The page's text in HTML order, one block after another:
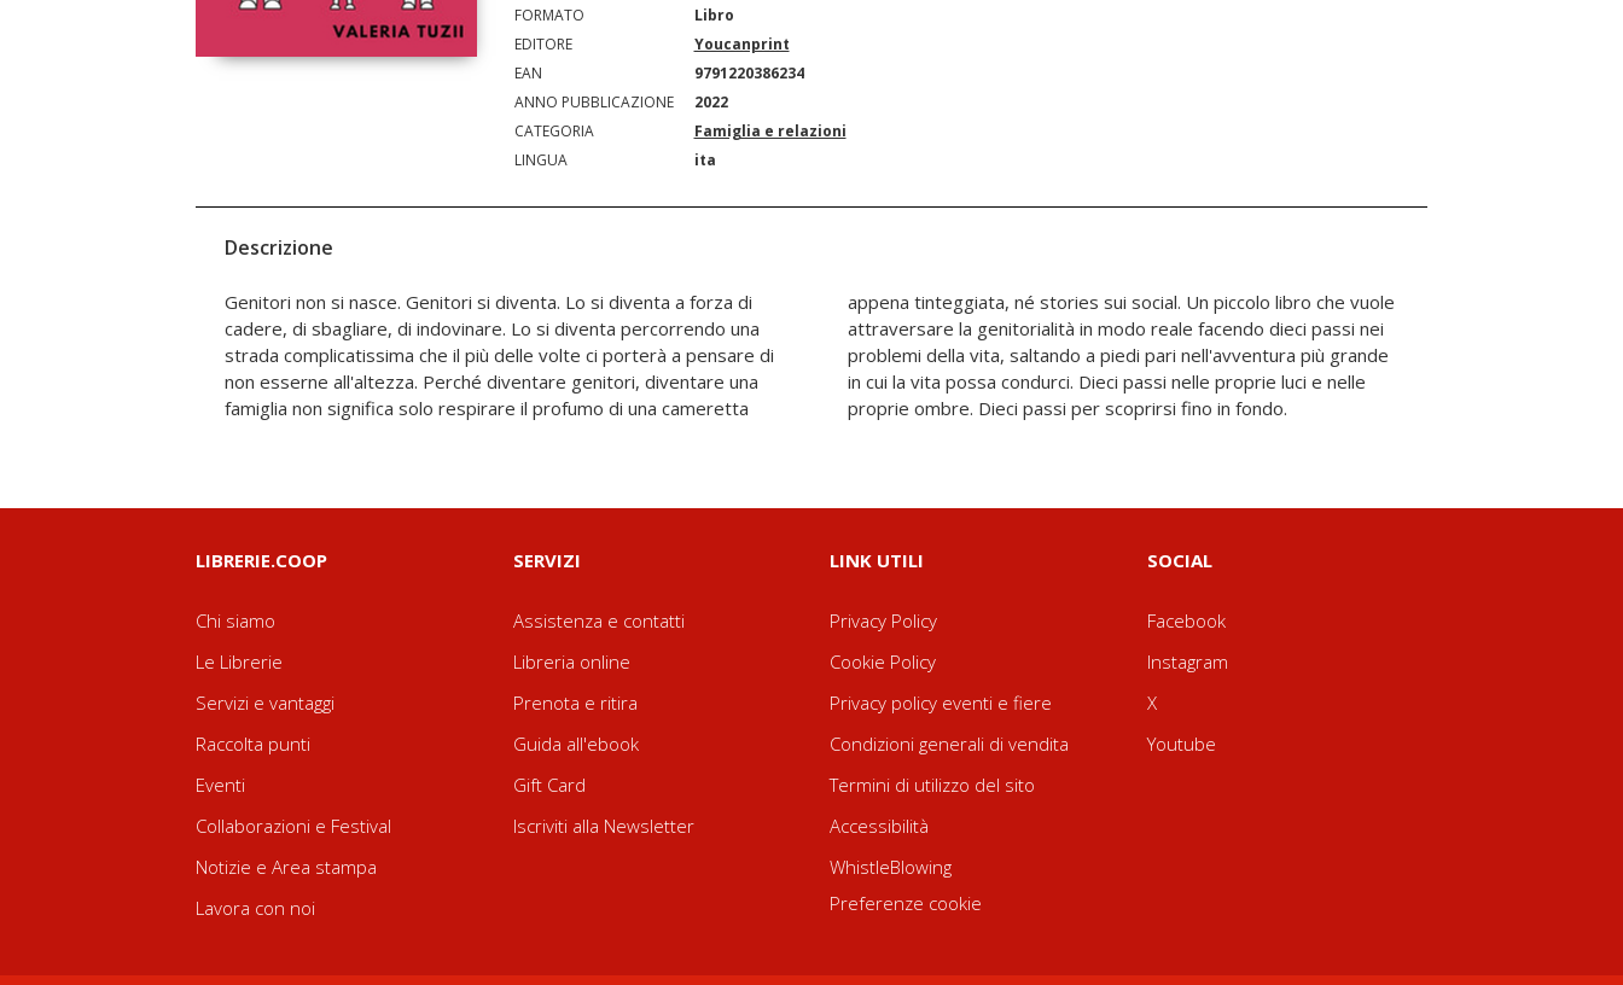
FORMATO
Libro
EDITORE
Youcanprint
EAN
9791220386234
ANNO PUBBLICAZIONE
2022
CATEGORIA
Famiglia e relazioni
LINGUA
ita
Descrizione
Genitori non si nasce. Genitori si diventa. Lo si diventa a forza di
cadere, di sbagliare, di indovinare. Lo si diventa percorrendo una
strada complicatissima che il più delle volte ci porterà a pensare di
non esserne all'altezza. Perché diventare genitori, diventare una
famiglia non significa solo respirare il profumo di una cameretta
appena tinteggiata, né stories sui social. Un piccolo libro che vuole
attraversare la genitorialità in modo reale facendo dieci passi nei
problemi della vita, saltando a piedi pari nell'avventura più grande
in cui la vita possa condurci. Dieci passi nelle proprie luci e nelle
proprie ombre. Dieci passi per scoprirsi fino in fondo.
LIBRERIE.COOP
Chi siamo
Le Librerie
Servizi e vantaggi
Raccolta punti
Eventi
Collaborazioni e Festival
Notizie e Area stampa
Lavora con noi
SERVIZI
Assistenza e contatti
Libreria online
Prenota e ritira
Guida all'ebook
Gift Card
Iscriviti alla Newsletter
LINK UTILI
Privacy Policy
Cookie Policy
Privacy policy eventi e fiere
Condizioni generali di vendita
Termini di utilizzo del sito
Accessibilità
WhistleBlowing
Preferenze cookie
SOCIAL
Facebook
Instagram
X
Youtube